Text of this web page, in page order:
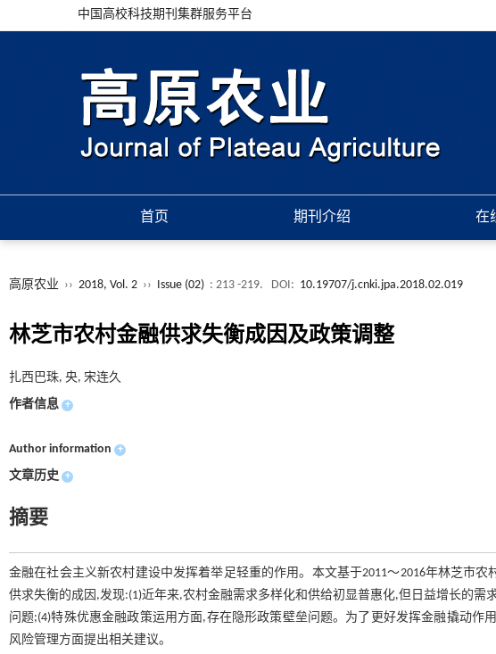
中国高校科技期刊集群服务平台
首页 期刊介绍 在
高原农业 ›› 2018, Vol. 2 ›› Issue (02) : 213 -219. DOI: 10.19707/j.cnki.jpa.2018.02.019
林芝市农村金融供求失衡成因及政策调整
扎西巴珠, 央, 宋连久
作者信息 +
Author information +
文章历史 +
摘要
金融在社会主义新农村建设中发挥着举足轻重的作用。本文基于2011～2016年林芝市
供求失衡的成因,发现:(1)近年来,农村金融需求多样化和供给初显普惠化,但日益增长的需
问题;(4)特殊优惠金融政策运用方面,存在隐形政策壁垒问题。为了更好发挥金融撬动作
风险管理方面提出相关建议。